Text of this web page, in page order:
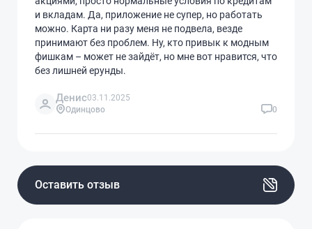
и вкладам. Да, приложение не супер, но работать
можно. Карта ни разу меня не подвела, везде
принимают без проблем. Ну, кто привык к модным
фишкам – может не зайдёт, но мне вот нравится, что
без лишней ерунды.
Денис03.11.2025
Одинцово
0
Оставить отзыв